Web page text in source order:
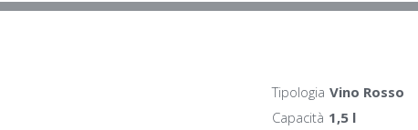
Tipologia Vino Rosso
Capacità 1,5 l